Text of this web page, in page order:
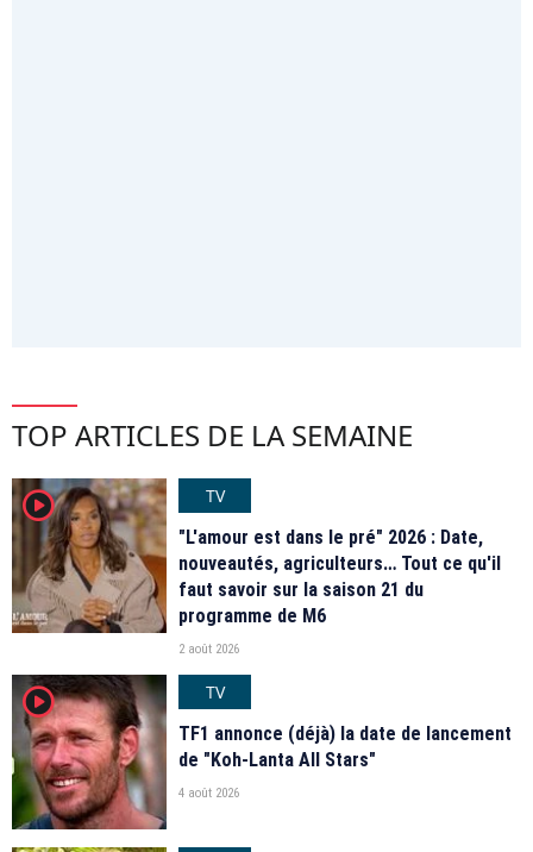
TOP ARTICLES DE LA SEMAINE
player2
TV
"L'amour est dans le pré" 2026 : Date,
nouveautés, agriculteurs… Tout ce qu'il
faut savoir sur la saison 21 du
programme de M6
2 août 2026
player2
TV
TF1 annonce (déjà) la date de lancement
de "Koh-Lanta All Stars"
4 août 2026